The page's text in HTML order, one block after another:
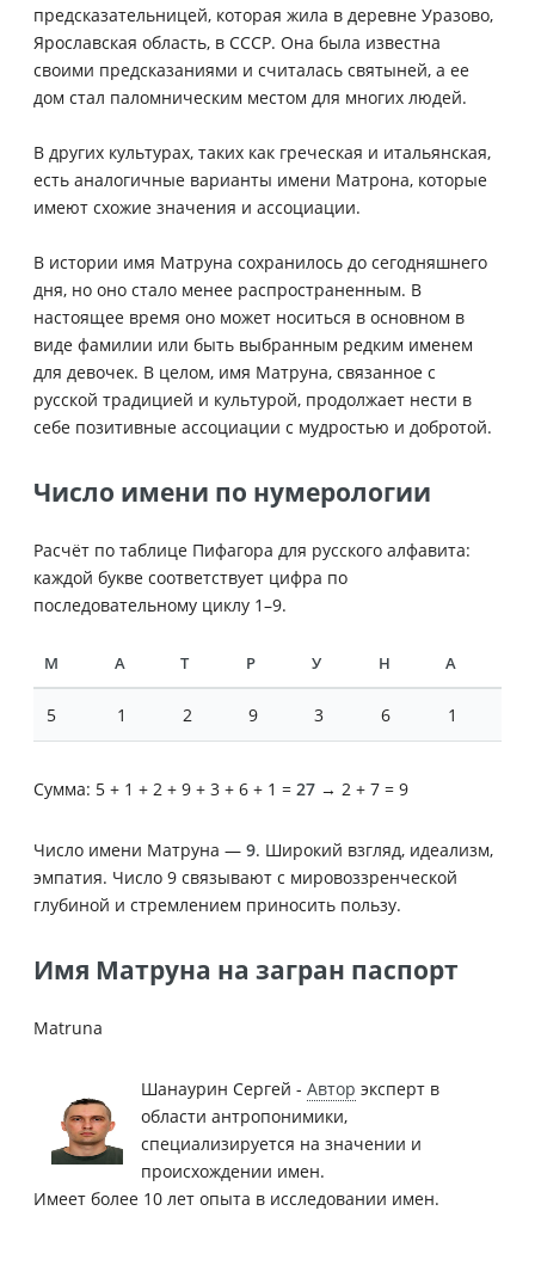
предсказательницей, которая жила в деревне Уразово,
Ярославская область, в СССР. Она была известна
своими предсказаниями и считалась святыней, а ее
дом стал паломническим местом для многих людей.
В других культурах, таких как греческая и итальянская,
есть аналогичные варианты имени Матрона, которые
имеют схожие значения и ассоциации.
В истории имя Матруна сохранилось до сегодняшнего
дня, но оно стало менее распространенным. В
настоящее время оно может носиться в основном в
виде фамилии или быть выбранным редким именем
для девочек. В целом, имя Матруна, связанное с
русской традицией и культурой, продолжает нести в
себе позитивные ассоциации с мудростью и добротой.
Число имени по нумерологии
Расчёт по таблице Пифагора для русского алфавита:
каждой букве соответствует цифра по
последовательному циклу 1–9.
М А Т Р У Н А
5 1 2 9 3 6 1
Сумма: 5 + 1 + 2 + 9 + 3 + 6 + 1 = 27 → 2 + 7 = 9
Число имени Матруна — 9. Широкий взгляд, идеализм,
эмпатия. Число 9 связывают с мировоззренческой
глубиной и стремлением приносить пользу.
Имя Матруна на загран паспорт
Matruna
Шанаурин Сергей - Автор эксперт в
области антропонимики,
специализируется на значении и
происхождении имен.
Имеет более 10 лет опыта в исследовании имен.